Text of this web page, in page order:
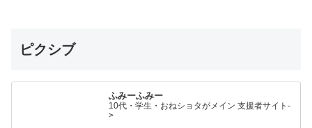
ピクシブ
ふみーふみー
10代・学生・おねショタがメイン 支援者サイト-
>